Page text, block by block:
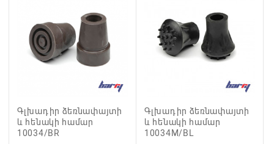
Գլխադիր ձեռնափայտի
և հենակի համար
10034/BR
Գլխադիր ձեռնափայտի
և հենակի համար
10034M/BL